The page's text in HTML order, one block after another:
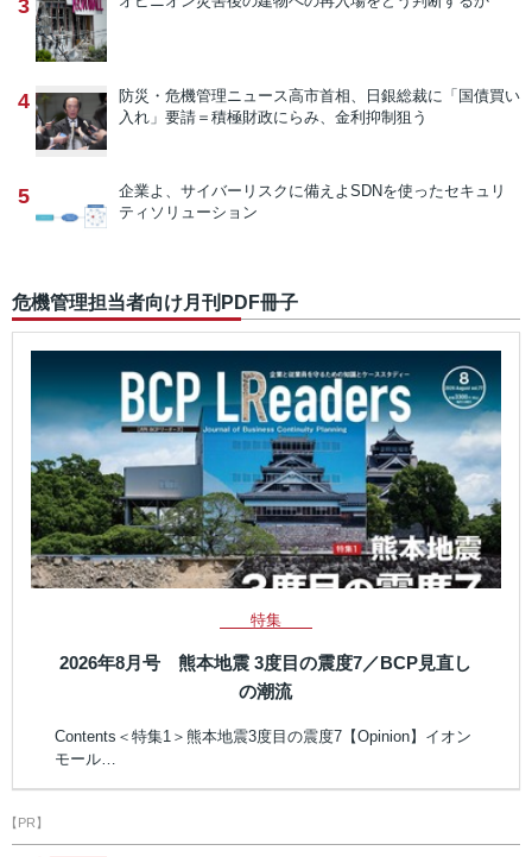
3
4 防災・危機管理ニュース高市首相、日銀総裁に「国債買い
入れ」要請＝積極財政にらみ、金利抑制狙う
5 企業よ、サイバーリスクに備えよ SDNを使ったセキュリ
ティソリューション
危機管理担当者向け月刊PDF冊子
特集
2026年8月号 熊本地震 3度目の震度7／BCP見直し
の潮流
Contents＜特集1＞熊本地震3度目の震度7【Opinion】イオン
モール…
【PR】